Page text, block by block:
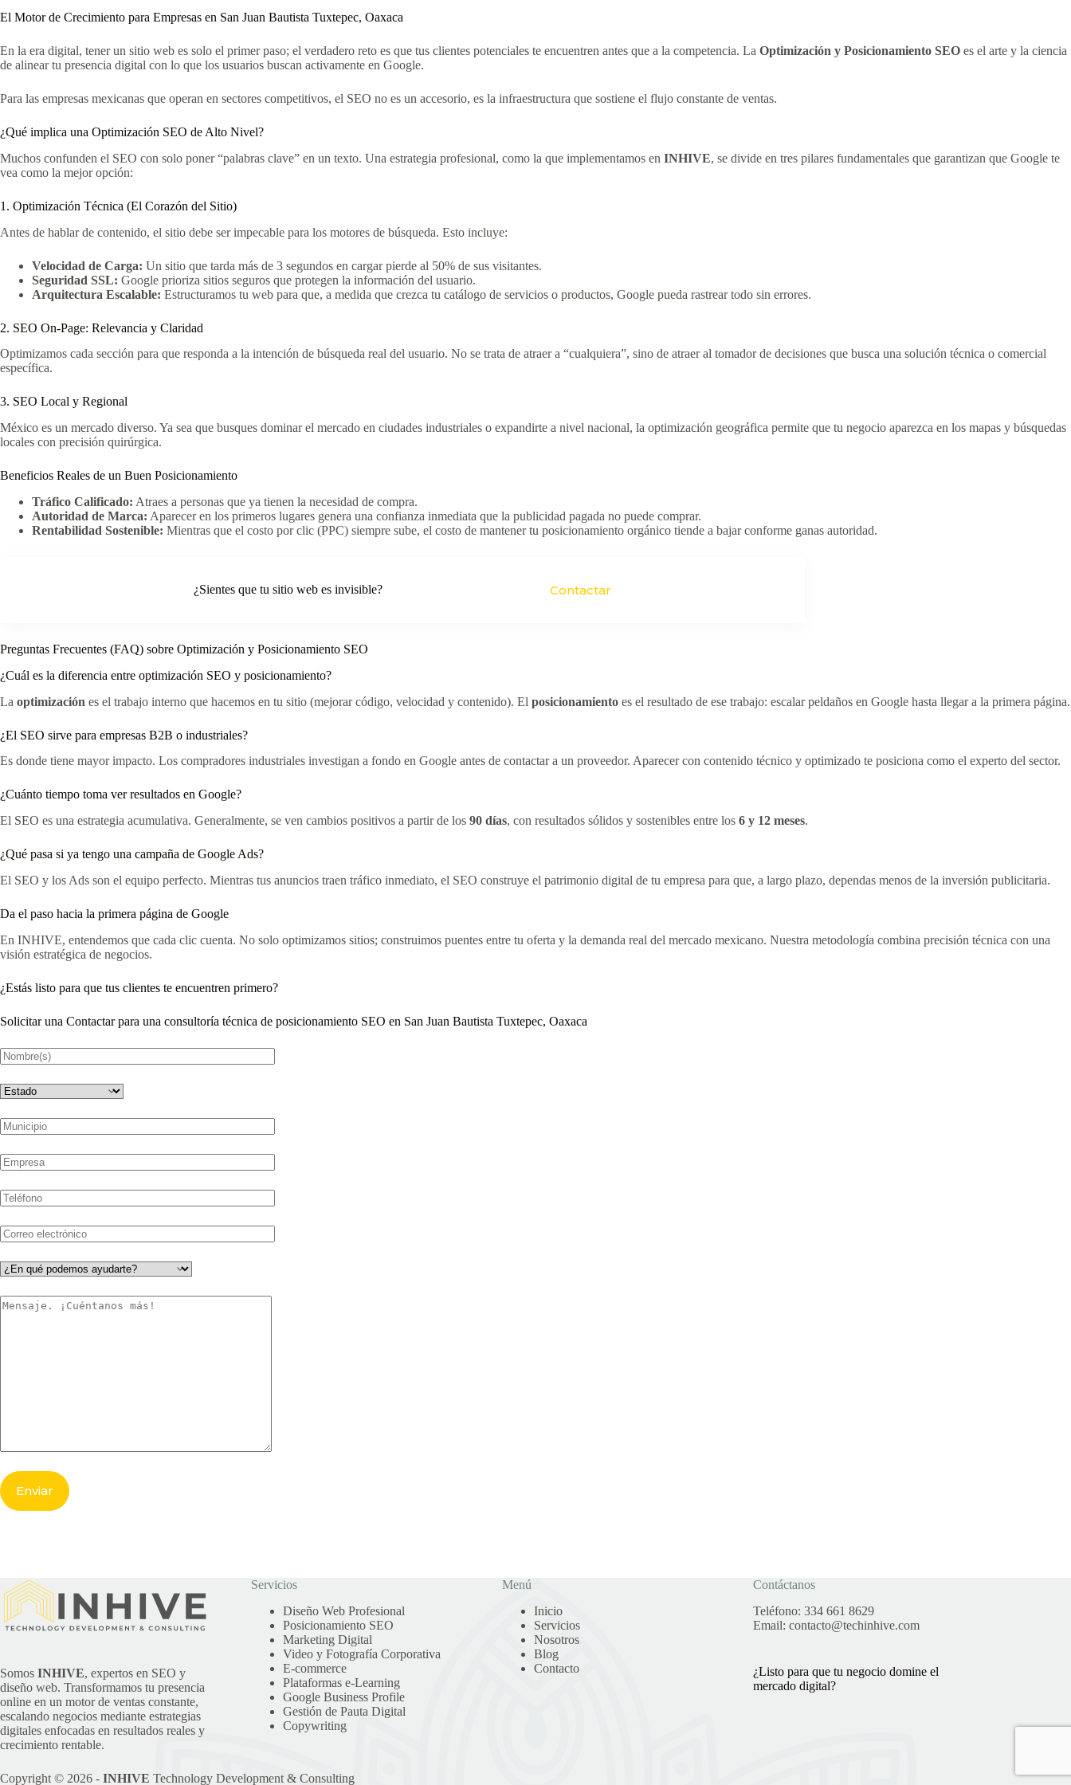
El Motor de Crecimiento para Empresas en San Juan Bautista Tuxtepec, Oaxaca
En la era digital, tener un sitio web es solo el primer paso; el verdadero reto es que tus clientes potenciales te encuentren antes que a la competencia. La Optimización y Posicionamiento SEO es el arte y la ciencia
de alinear tu presencia digital con lo que los usuarios buscan activamente en Google.
Para las empresas mexicanas que operan en sectores competitivos, el SEO no es un accesorio, es la infraestructura que sostiene el flujo constante de ventas.
¿Qué implica una Optimización SEO de Alto Nivel?
Muchos confunden el SEO con solo poner “palabras clave” en un texto. Una estrategia profesional, como la que implementamos en INHIVE, se divide en tres pilares fundamentales que garantizan que Google te
vea como la mejor opción:
1. Optimización Técnica (El Corazón del Sitio)
Antes de hablar de contenido, el sitio debe ser impecable para los motores de búsqueda. Esto incluye:
Velocidad de Carga: Un sitio que tarda más de 3 segundos en cargar pierde al 50% de sus visitantes.
Seguridad SSL: Google prioriza sitios seguros que protegen la información del usuario.
Arquitectura Escalable: Estructuramos tu web para que, a medida que crezca tu catálogo de servicios o productos, Google pueda rastrear todo sin errores.
2. SEO On-Page: Relevancia y Claridad
Optimizamos cada sección para que responda a la intención de búsqueda real del usuario. No se trata de atraer a “cualquiera”, sino de atraer al tomador de decisiones que busca una solución técnica o comercial
específica.
3. SEO Local y Regional
México es un mercado diverso. Ya sea que busques dominar el mercado en ciudades industriales o expandirte a nivel nacional, la optimización geográfica permite que tu negocio aparezca en los mapas y búsquedas
locales con precisión quirúrgica.
Beneficios Reales de un Buen Posicionamiento
Tráfico Calificado: Atraes a personas que ya tienen la necesidad de compra.
Autoridad de Marca: Aparecer en los primeros lugares genera una confianza inmediata que la publicidad pagada no puede comprar.
Rentabilidad Sostenible: Mientras que el costo por clic (PPC) siempre sube, el costo de mantener tu posicionamiento orgánico tiende a bajar conforme ganas autoridad.
¿Sientes que tu sitio web es invisible? Contactar
Preguntas Frecuentes (FAQ) sobre Optimización y Posicionamiento SEO
¿Cuál es la diferencia entre optimización SEO y posicionamiento?
La optimización es el trabajo interno que hacemos en tu sitio (mejorar código, velocidad y contenido). El posicionamiento es el resultado de ese trabajo: escalar peldaños en Google hasta llegar a la primera página.
¿El SEO sirve para empresas B2B o industriales?
Es donde tiene mayor impacto. Los compradores industriales investigan a fondo en Google antes de contactar a un proveedor. Aparecer con contenido técnico y optimizado te posiciona como el experto del sector.
¿Cuánto tiempo toma ver resultados en Google?
El SEO es una estrategia acumulativa. Generalmente, se ven cambios positivos a partir de los 90 días, con resultados sólidos y sostenibles entre los 6 y 12 meses.
¿Qué pasa si ya tengo una campaña de Google Ads?
El SEO y los Ads son el equipo perfecto. Mientras tus anuncios traen tráfico inmediato, el SEO construye el patrimonio digital de tu empresa para que, a largo plazo, dependas menos de la inversión publicitaria.
Da el paso hacia la primera página de Google
En INHIVE, entendemos que cada clic cuenta. No solo optimizamos sitios; construimos puentes entre tu oferta y la demanda real del mercado mexicano. Nuestra metodología combina precisión técnica con una
visión estratégica de negocios.
¿Estás listo para que tus clientes te encuentren primero?
Solicitar una Contactar para una consultoría técnica de posicionamiento SEO en San Juan Bautista Tuxtepec, Oaxaca
Somos INHIVE, expertos en SEO y
diseño web. Transformamos tu presencia
online en un motor de ventas constante,
escalando negocios mediante estrategias
digitales enfocadas en resultados reales y
crecimiento rentable.
Servicios
Diseño Web Profesional
Posicionamiento SEO
Marketing Digital
Video y Fotografía Corporativa
E-commerce
Plataformas e-Learning
Google Business Profile
Gestión de Pauta Digital
Copywriting
Menú
Inicio
Servicios
Nosotros
Blog
Contacto
Contáctanos
Teléfono: 334 661 8629
Email: contacto@techinhive.com
¿Listo para que tu negocio domine el
mercado digital?
Copyright © 2026 - INHIVE Technology Development & Consulting